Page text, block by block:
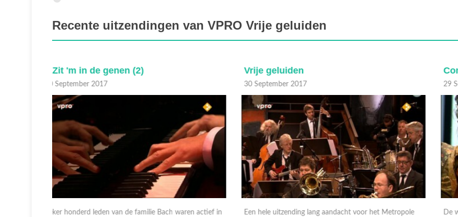
Recente uitzendingen van VPRO Vrije geluiden
Vrije geluiden
30 September 2017
Een hele uitzending lang aandacht voor het Metropole
Compilatie Winnaars Boy Edgar Prijs
29 September 2017
De winnaars van de VPRO Boy Edgar Prijs zijn graag